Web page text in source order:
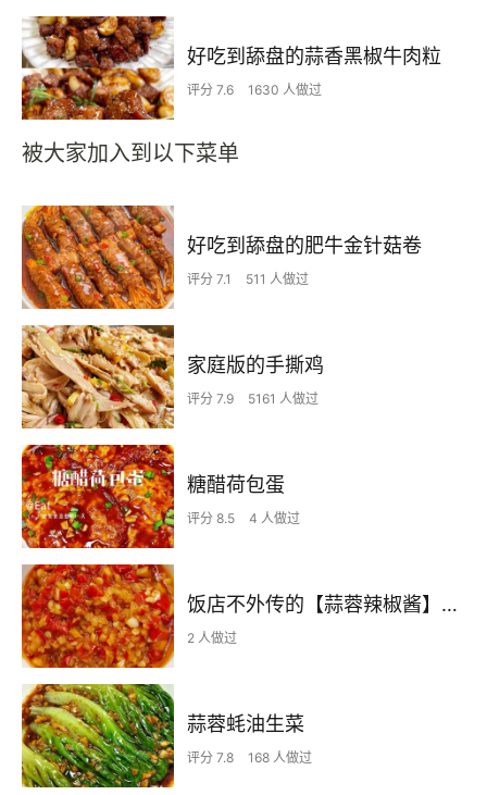
好吃到舔盘的蒜香黑椒牛肉粒
评分 7.6 1630 人做过
被大家加入到以下菜单
好吃到舔盘的肥牛金针菇卷
评分 7.1 511 人做过
家庭版的手撕鸡
评分 7.9 5161 人做过
糖醋荷包蛋
评分 8.5 4 人做过
饭店不外传的【蒜蓉辣椒酱】自己在家也可以做出
2 人做过
蒜蓉蚝油生菜
评分 7.8 168 人做过